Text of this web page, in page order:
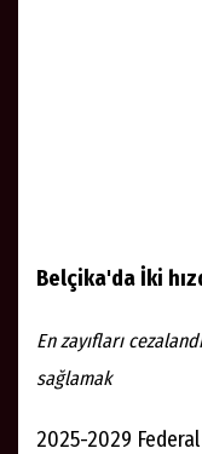
Belçika'da İki
En zayıfları
sağlamak
2025-2029